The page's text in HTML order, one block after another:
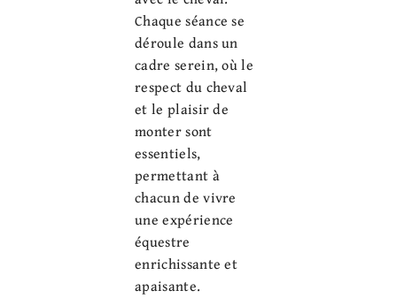
Chaque séance se
déroule dans un
cadre serein, où le
respect du cheval
et le plaisir de
monter sont
essentiels,
permettant à
chacun de vivre
une expérience
équestre
enrichissante et
apaisante.